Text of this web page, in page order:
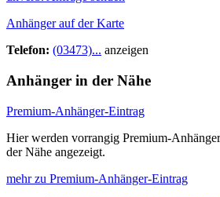
Anhänger auf der Karte
Telefon: (03473)... anzeigen
Anhänger in der Nähe
Premium-Anhänger-Eintrag
Hier werden vorrangig Premium-
der Nähe angezeigt.
mehr zu Premium-Anhänger-Eintrag